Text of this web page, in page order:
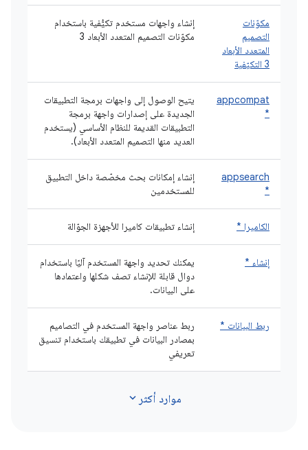
مكوّنات
التصميم
المتعدد الأبعاد
3 التكيّفية
إنشاء واجهات مستخدم تكيُّفية باستخدام
مكوّنات التصميم المتعدد الأبعاد 3
appcompat
*
يتيح الوصول إلى واجهات برمجة التطبيقات
الجديدة على إصدارات واجهة برمجة
التطبيقات القديمة للنظام الأساسي (يستخدم
العديد منها التصميم المتعدد الأبعاد).
appsearch
*
إنشاء إمكانات بحث مخصّصة داخل التطبيق
للمستخدمين
الكاميرا * إنشاء تطبيقات كاميرا للأجهزة الجوّالة
إنشاء *
يمكنك تحديد واجهة المستخدم آليًا باستخدام
دوال قابلة للإنشاء تصف شكلها واعتمادها
على البيانات.
ربط البيانات *
ربط عناصر واجهة المستخدم في التصاميم
بمصادر البيانات في تطبيقك باستخدام تنسيق
تعريفي
موارد أكثر expand_more